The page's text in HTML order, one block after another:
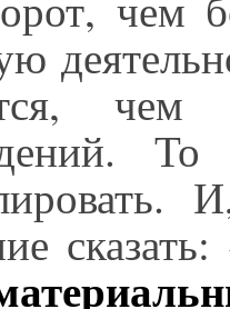
чем
сказать: